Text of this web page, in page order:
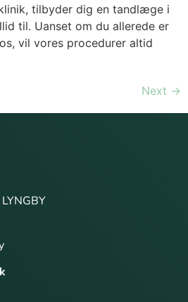
tilbyder dig en tandlæge i
til. Uanset om du allerede er
vil vores procedurer altid
Next →